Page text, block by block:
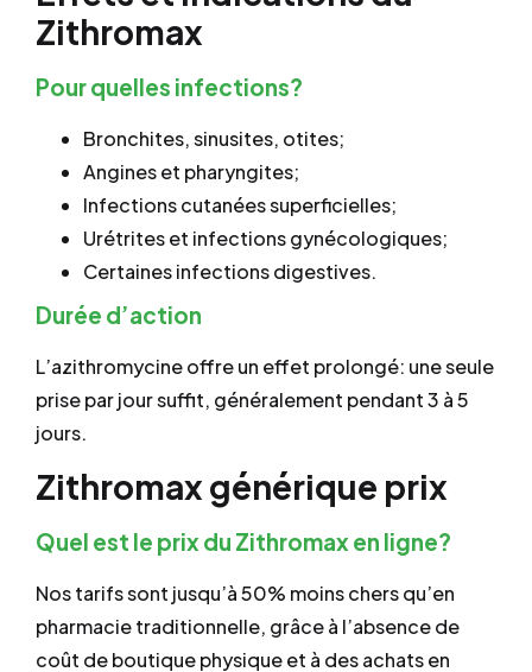
Zithromax
Pour quelles infections?
Bronchites, sinusites, otites;
Angines et pharyngites;
Infections cutanées superficielles;
Urétrites et infections gynécologiques;
Certaines infections digestives.
Durée d’action
L’azithromycine offre un effet prolongé: une seule
prise par jour suffit, généralement pendant 3 à 5
jours.
Zithromax générique prix
Quel est le prix du Zithromax en ligne?
Nos tarifs sont jusqu’à 50% moins chers qu’en
pharmacie traditionnelle, grâce à l’absence de
coût de boutique physique et à des achats en